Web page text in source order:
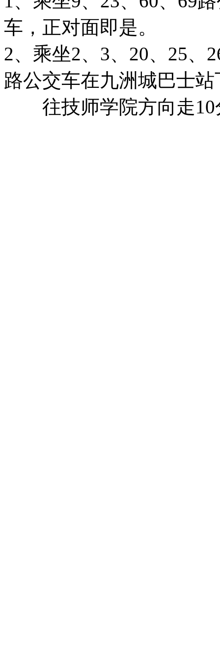
车，正对面即是。
2、乘坐2、3、20、25、
路公交车在九洲城巴士站
往技师学院方向走10